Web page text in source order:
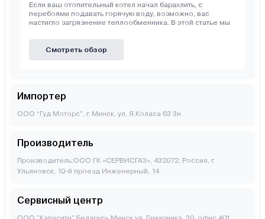
Если ваш отопительный котел начал барахлить, с
перебоями подавать горячую воду, возможно, вас
настигло загрязнение теплообменника. В этой статье мы
Смотреть обзор
Импортер
ООО “Гуд Моторс”, г. Минск, ул. Я.Коласа 63 3н
Производитель
Производитель:ООО ГК «СЕРВИСГАЗ», 432072, Россия, г.
Ульяновск, 10-й проезд Инженерный, 14
Сервисный центр